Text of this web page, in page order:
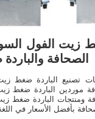
زيت الفول
الصحافة
تصنيع الباردة ضغط
موردين الباردة ضغط
ومنتجات الباردة ضغط
بأفضل الأسعار في